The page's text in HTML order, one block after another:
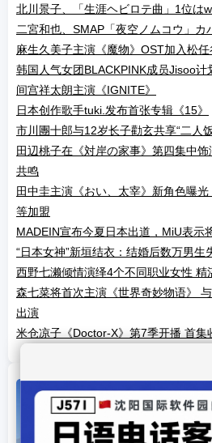
北川景子、「生涯ヘビロテ曲」1位は
二宮和也、SMAP「夜空ノムコウ」カ
麻生久美子主演《魔物》OST加入松任
韩国人气女团BLACKPINK成员Jisoo计
间宫祥太朗主演《IGNITE》
日本创作歌手tuki.发布首张专辑《15》
市川團十郎与12岁长子勸玄共享“二人
田辺桃子在《対岸の家事》第四集中
共鸣
田中圭主演《おい、太宰》新角色曝
等加盟
MADEIN宣布今夏日本出道，MiU表示
“日本女神”新垣结衣：结婚后数万男
西野七濑倾情演绎4个不同职业女性 精
森七菜将首次主演《世界奇妙物语》
出演
米仓凉子《Doctor-X》第7季开播 首集